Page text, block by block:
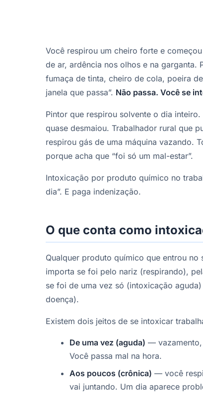
Você respirou um cheiro forte e
de ar, ardência nos olhos e na garganta.
fumaça de tinta, cheiro de cola, poeira
janela que passa”. Não passa. Você se
Pintor que respirou solvente o dia
quase desmaiou. Trabalhador rural que
respirou gás de uma máquina vazando.
porque acha que “foi só um mal-estar”.
Intoxicação por produto químico no
dia”. E paga indenização.
O que conta como
Qualquer produto químico que entrou
importa se foi pelo nariz (respirando),
se foi de uma vez só (intoxicação
doença).
Existem dois jeitos de se intoxicar
De uma vez (aguda) — vazamento,
Você passa mal na hora.
Aos poucos (crônica) — você
vai juntando. Um dia aparece